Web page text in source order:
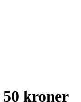
kroner